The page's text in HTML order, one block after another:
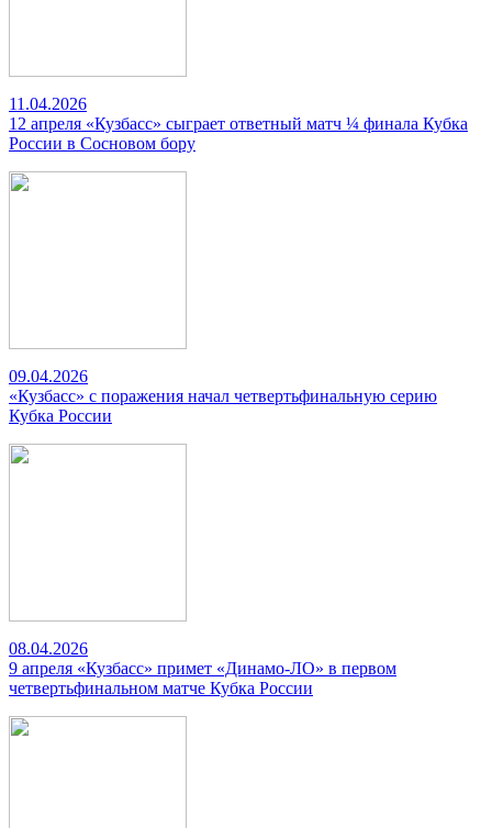
11.04.2026
12 апреля «Кузбасс» сыграет ответный матч ¼ финала Кубка
России в Сосновом бору
09.04.2026
«Кузбасс» с поражения начал четвертьфинальную серию
Кубка России
08.04.2026
9 апреля «Кузбасс» примет «Динамо-ЛО» в первом
четвертьфинальном матче Кубка России